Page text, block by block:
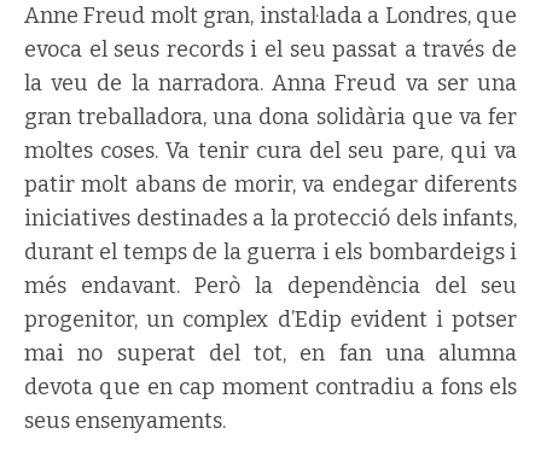
Anne Freud molt gran, instal·lada a Londres, que
evoca el seus records i el seu passat a través de
la veu de la narradora. Anna Freud va ser una
gran treballadora, una dona solidària que va fer
moltes coses. Va tenir cura del seu pare, qui va
patir molt abans de morir, va endegar diferents
iniciatives destinades a la protecció dels infants,
durant el temps de la guerra i els bombardeigs i
més endavant. Però la dependència del seu
progenitor, un complex d’Edip evident i potser
mai no superat del tot, en fan una alumna
devota que en cap moment contradiu a fons els
seus ensenyaments.